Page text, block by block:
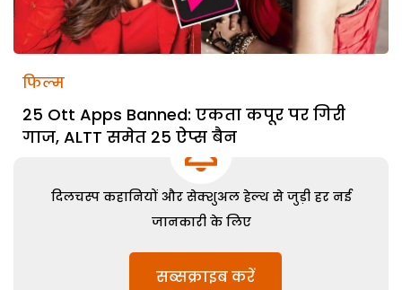
फिल्म
25 Ott Apps Banned: एकता कपूर पर गिरी
गाज, ALTT समेत 25 ऐप्स बैन
दिलचस्प कहानियों और सेक्शुअल हेल्थ से जुड़ी हर नई
जानकारी के लिए
सब्सक्राइब करें